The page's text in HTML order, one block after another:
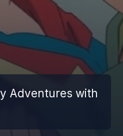
Adventures with